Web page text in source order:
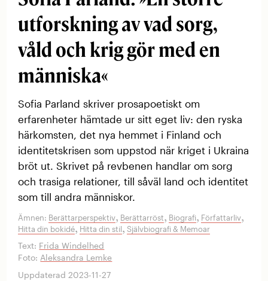
utforskning av vad sorg,
våld och krig gör med en
människa«
Sofia Parland skriver prosapoetiskt om
erfarenheter hämtade ur sitt eget liv: den ryska
härkomsten, det nya hemmet i Finland och
identitets­krisen som uppstod när kriget i Ukraina
bröt ut. Skrivet på revbenen handlar om sorg
och trasiga relationer, till såväl land och identitet
som till andra människor.
Ämnen: Berättarperspektiv, Berättarröst, Biografi, Författarliv,
Hitta din bokidé, Hitta din stil,Självbiografi & Memoar
Text: Frida Windelhed
Foto: Aleksandra Lemke
Uppdaterad 2023-11-27